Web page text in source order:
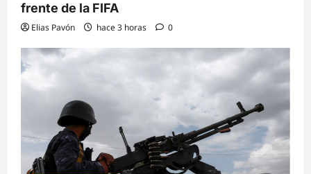
frente de la FIFA
Elias Pavón hace 3 horas 0